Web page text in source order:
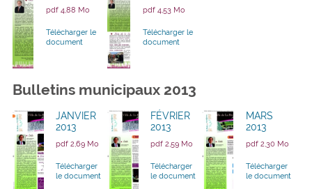
pdf 4,88 Mo
Télécharger le
document
pdf 4,53 Mo
Télécharger le
document
Bulletins municipaux 2013
JANVIER
2013
pdf 2,69 Mo
Télécharger
le document
FÉVRIER
2013
pdf 2,59 Mo
Télécharger
le document
MARS
2013
pdf 2,30 Mo
Télécharger
le document